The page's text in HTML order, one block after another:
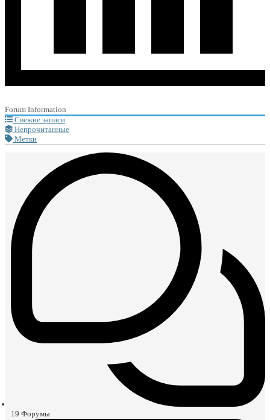
Forum Information
Свежие записи
Непрочитанные
Метки
19 Форумы